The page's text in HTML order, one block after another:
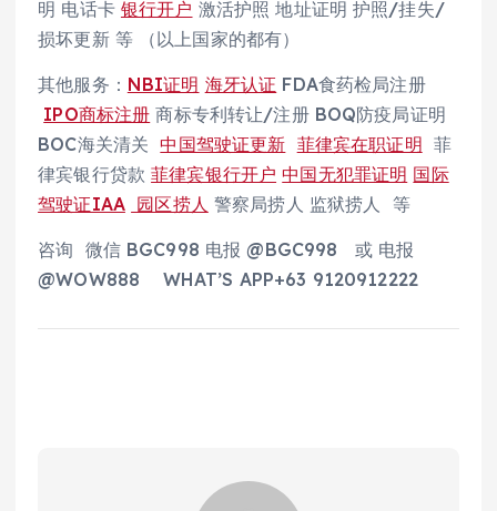
明 电话卡 银行开户 激活护照 地址证明 护照/挂失/
损坏更新 等 （以上国家的都有）
其他服务： NBI证明 海牙认证 FDA食药检局注册
IPO商标注册 商标专利转让/注册 BOQ防疫局证明
BOC海关清关中国驾驶证更新 菲律宾在职证明 菲
律宾银行贷款菲律宾银行开户 中国无犯罪证明 国际
驾驶证IAA 园区捞人 警察局捞人 监狱捞人 等
咨询 微信 BGC998 电报 @BGC998 或 电报
@WOW888 WHAT’S APP+63 9120912222